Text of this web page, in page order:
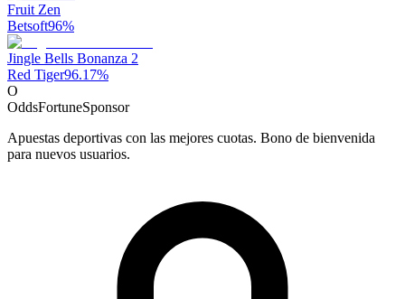
Fruit Zen
Betsoft96%
Jingle Bells Bonanza 2
Red Tiger96.17%
O
OddsFortuneSponsor
Apuestas deportivas con las mejores cuotas. Bono de bienvenida
para nuevos usuarios.